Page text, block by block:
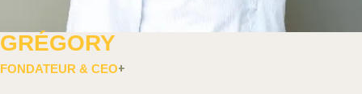
GRÉGORY
FONDATEUR & CEO